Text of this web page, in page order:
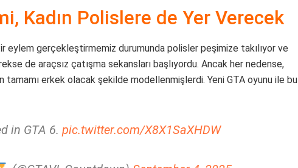
Kadın Polislere de Yer Verecek
eylem gerçekleştirmemiz durumunda polisler peşimize takılıyor ve
de araçsız çatışma sekansları başlıyordu. Ancak her nedense,
tamamı erkek olacak şekilde modellenmişlerdi. Yeni GTA oyunu ile bu
in GTA 6. pic.twitter.com/X8X1SaXHDW